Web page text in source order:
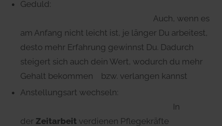
Geduld:
Auch, wenn es
am Anfang nicht leicht ist, je länger Du arbeitest,
desto mehr Erfahrung gewinnst Du. Dadurch
steigert sich auch dein Wert, wodurch du mehr
Gehalt bekommen bzw. verlangen kannst
Anstellungsart wechseln:
In
der Zeitarbeit verdienen Pflegekräfte